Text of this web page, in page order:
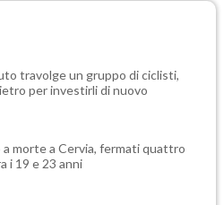
travolge un gruppo di ciclisti,
per investirli di nuovo
a morte a Cervia, fermati quattro
i 19 e 23 anni